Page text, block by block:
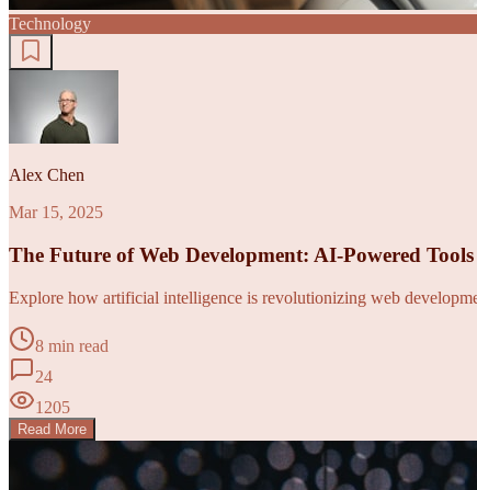
Technology
Alex Chen
Mar 15, 2025
The Future of Web Development: AI-Powered
Explore how artificial intelligence is revolutionizing web
8 min read
24
1205
Read More